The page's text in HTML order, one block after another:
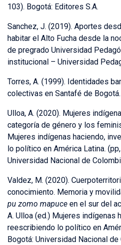
103). Bogotá: Editores S.A.
Sanchez, J. (2019). Aportes
habitar el Alto Fucha desde la
de pregrado Universidad
institucional – Universidad
Torres, A. (1999). Identidades
colectivas en Santafé de
Ulloa, A. (2020). Mujeres
categoría de género y los
Mujeres indígenas haciendo,
lo político en América Latina.
Universidad Nacional de
Valdez, M. (2020).
conocimiento. Memoria y
pu zomo mapuce en el sur del
A. Ulloa (ed.) Mujeres indígenas
reescribiendo lo político en
Bogotá: Universidad Nacional de